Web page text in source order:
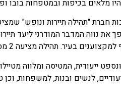
מלאים בכיפות ובמטפחות בובו
את נווה המדבר המודרני ליעד
נופש: אחד לנשים ובנות, ומסלול נוסף לזוגות.
ייעודית, המטיסה ומלווה
לנשים ובנות, למשפחות, וכן